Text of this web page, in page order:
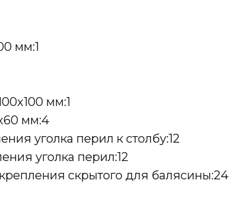
мм:1
мм:1
мм:4
уголка перил к столбу:12
уголка перил:12
скрытого для балясины:24